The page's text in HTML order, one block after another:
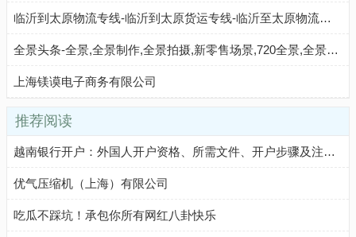
临沂到太原物流专线-临沂到太原货运专线-临沂至太原物流公司-就发物流网
全景头条-全景,全景制作,全景拍摄,新零售场景,720全景,全景头条-建材之家 JC68.COM®
上海镁谟电子商务有限公司
推荐阅读
越南银行开户：外国人开户资格、所需文件、开户步骤及注意事项
优气压缩机（上海）有限公司
吃瓜不踩坑！承包你所有网红八卦快乐